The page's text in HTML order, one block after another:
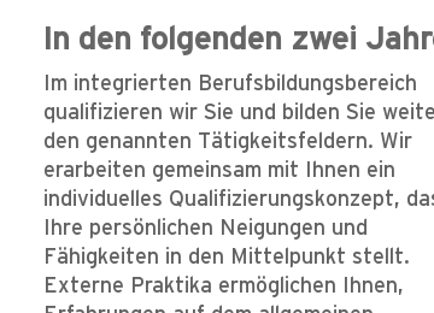
In den folgenden zwei
Im integrierten Berufsbildungsbereich
qualifizieren wir Sie und bilden Sie
den genannten Tätigkeitsfeldern. Wir
erarbeiten gemeinsam mit Ihnen ein
individuelles Qualifizierungskonzept,
Ihre persönlichen Neigungen und
Fähigkeiten in den Mittelpunkt stellt.
Externe Praktika ermöglichen Ihnen,